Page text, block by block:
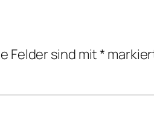
Felder sind mit*